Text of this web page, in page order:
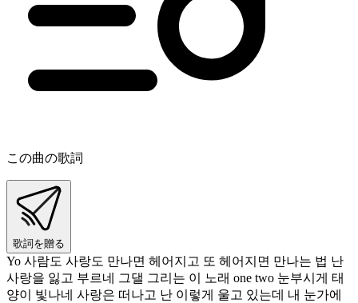
この曲の歌詞
歌詞を贈る
Yo 사람도 사랑도 만나면 헤어지고 또 헤어지면 만나는 법 난
사랑을 잃고 부르네 그댈 그리는 이 노래 one two 눈부시게 태
양이 빛나네 사랑은 떠나고 난 이렇게 울고 있는데 내 눈가에